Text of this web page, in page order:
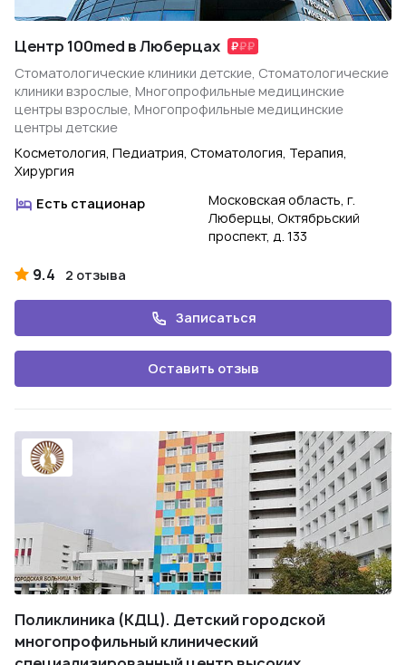
Центр 100med в Люберцах
Стоматологические клиники детские, Стоматологические
клиники взрослые, Многопрофильные медицинские
центры взрослые, Многопрофильные медицинские
центры детские
Косметология, Педиатрия, Стоматология, Терапия,
Хирургия
Есть стационар
Московская область, г.
Люберцы, Октябрьский
проспект, д. 133
9.4 2 отзыва
Записаться
Оставить отзыв
Поликлиника (КДЦ). Детский городской
многопрофильный клинический